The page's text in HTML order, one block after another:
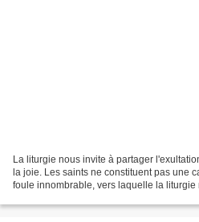
La liturgie nous invite à partager
la joie. Les saints ne constituent pas une
foule innombrable, vers laquelle la liturgie